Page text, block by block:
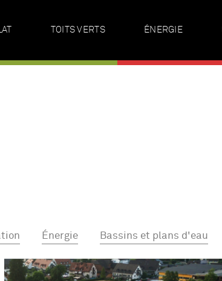
TOITS VERTS ÉNERGIE
Énergie Bassins et plans d'eau